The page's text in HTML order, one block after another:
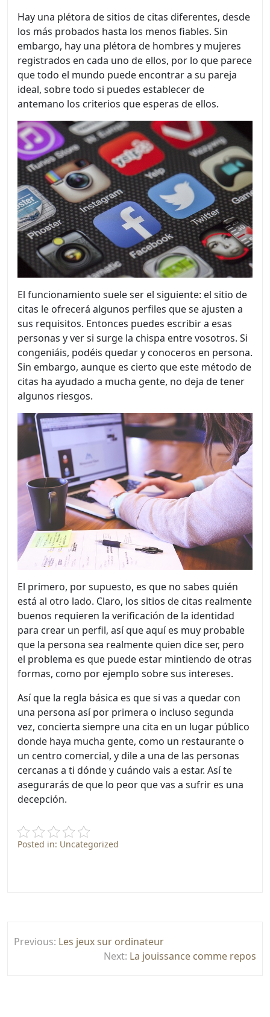
Hay una plétora de sitios de citas diferentes, desde
los más probados hasta los menos fiables. Sin
embargo, hay una plétora de hombres y mujeres
registrados en cada uno de ellos, por lo que parece
que todo el mundo puede encontrar a su pareja
ideal, sobre todo si puedes establecer de
antemano los criterios que esperas de ellos.
El funcionamiento suele ser el siguiente: el sitio de
citas le ofrecerá algunos perfiles que se ajusten a
sus requisitos. Entonces puedes escribir a esas
personas y ver si surge la chispa entre vosotros. Si
congeniáis, podéis quedar y conoceros en persona.
Sin embargo, aunque es cierto que este método de
citas ha ayudado a mucha gente, no deja de tener
algunos riesgos.
El primero, por supuesto, es que no sabes quién
está al otro lado. Claro, los sitios de citas realmente
buenos requieren la verificación de la identidad
para crear un perfil, así que aquí es muy probable
que la persona sea realmente quien dice ser, pero
el problema es que puede estar mintiendo de otras
formas, como por ejemplo sobre sus intereses.
Así que la regla básica es que si vas a quedar con
una persona así por primera o incluso segunda
vez, concierta siempre una cita en un lugar público
donde haya mucha gente, como un restaurante o
un centro comercial, y dile a una de las personas
cercanas a ti dónde y cuándo vais a estar. Así te
asegurarás de que lo peor que vas a sufrir es una
decepción.
Posted in: Uncategorized
navigation
Previous: Les jeux sur ordinateur
Next: La jouissance comme repos